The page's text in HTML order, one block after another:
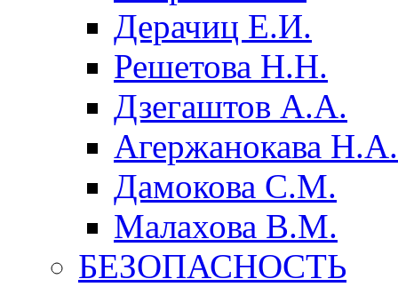
Дерачиц Е.И.
Решетова Н.Н.
Дзегаштов А.А.
Агержанокава Н.А.
Дамокова С.М.
Малахова В.М.
БЕЗОПАСНОСТЬ